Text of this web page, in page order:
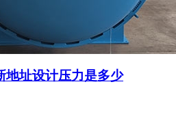
地址设计压力是多少